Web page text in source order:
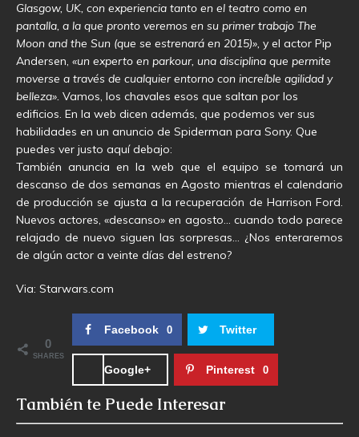
Glasgow, UK, con experiencia tanto en el teatro como en
pantalla, a la que pronto veremos en su primer trabajo The
Moon and the Sun (que se estrenará en 2015)», y el actor Pip
Andersen, «un experto en parkour, una disciplina que permite
moverse a través de cualquier entorno con increíble agilidad y
belleza». Vamos, los chavales esos que saltan por los
edificios. En la web dicen además, que podemos ver sus
habilidades en un anuncio de Spiderman para Sony. Que
puedes ver justo aquí debajo:
También anuncia en la web que el equipo se tomará un
descanso de dos semanas en Agosto mientras el calendario
de producción se ajusta a la recuperación de Harrison Ford.
Nuevos actores, «descanso» en agosto… cuando todo parece
relajado de nuevo siguen las sorpresas… ¿Nos enteraremos
de algún actor a veinte días del estreno?
Via: Starwars.com
0
SHARES
Facebook 0 Twitter
Google+ Pinterest 0
También te Puede Interesar